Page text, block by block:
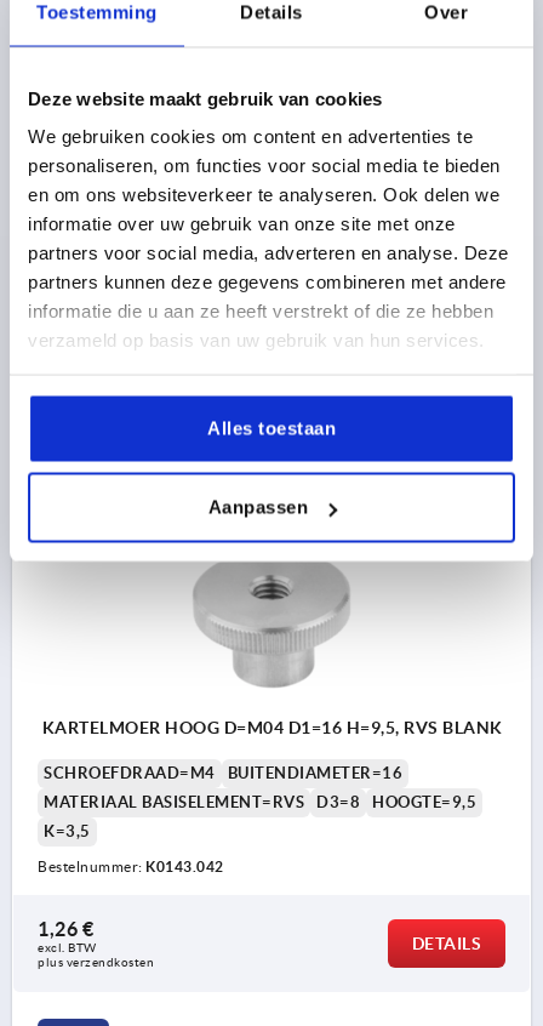
Toestemming Details Over
Deze website maakt gebruik van cookies
We gebruiken cookies om content en advertenties te
personaliseren, om functies voor social media te bieden
en om ons websiteverkeer te analyseren. Ook delen we
informatie over uw gebruik van onze site met onze
partners voor social media, adverteren en analyse. Deze
partners kunnen deze gegevens combineren met andere
informatie die u aan ze heeft verstrekt of die ze hebben
verzameld op basis van uw gebruik van hun services.
Alles toestaan
Aanpassen
KARTELMOER HOOG D=M12 D1=36 H=23,
AUTOMATENSTAAL GEZWART
SCHROEFDRAAD=M12
BUITENDIAMETER=36
MATERIAAL BASISELEMENT=AUTOMATENSTAAL
D3=20
HOOGTE=23
K=8
Bestelnummer:
KARTELMOER HOOG D=M04 D1=16 H=9,5, RVS BLANK
SCHROEFDRAAD=M4
BUITENDIAMETER=16
MATERIAAL BASISELEMENT=RVS
D3=8
HOOGTE=9,5
K=3,5
Bestelnummer: K0143.042
1,26 €
excl. BTW
plus verzendkosten
DETAILS